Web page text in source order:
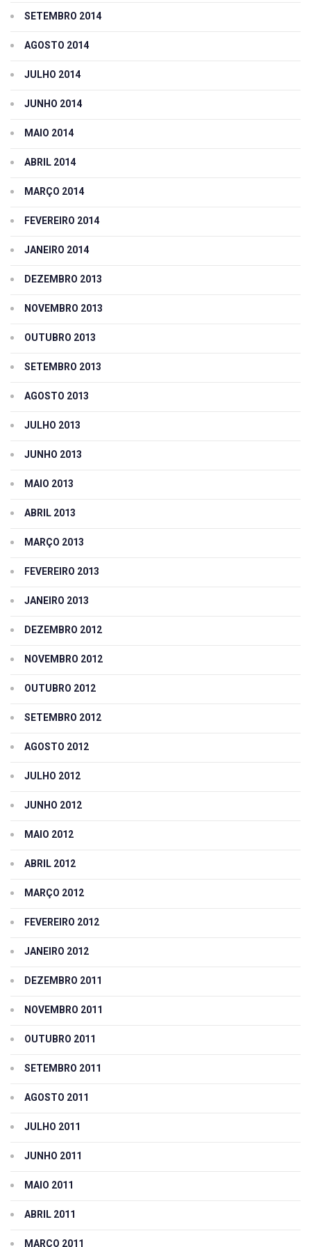
SETEMBRO 2014
AGOSTO 2014
JULHO 2014
JUNHO 2014
MAIO 2014
ABRIL 2014
MARÇO 2014
FEVEREIRO 2014
JANEIRO 2014
DEZEMBRO 2013
NOVEMBRO 2013
OUTUBRO 2013
SETEMBRO 2013
AGOSTO 2013
JULHO 2013
JUNHO 2013
MAIO 2013
ABRIL 2013
MARÇO 2013
FEVEREIRO 2013
JANEIRO 2013
DEZEMBRO 2012
NOVEMBRO 2012
OUTUBRO 2012
SETEMBRO 2012
AGOSTO 2012
JULHO 2012
JUNHO 2012
MAIO 2012
ABRIL 2012
MARÇO 2012
FEVEREIRO 2012
JANEIRO 2012
DEZEMBRO 2011
NOVEMBRO 2011
OUTUBRO 2011
SETEMBRO 2011
AGOSTO 2011
JULHO 2011
JUNHO 2011
MAIO 2011
ABRIL 2011
MARÇO 2011